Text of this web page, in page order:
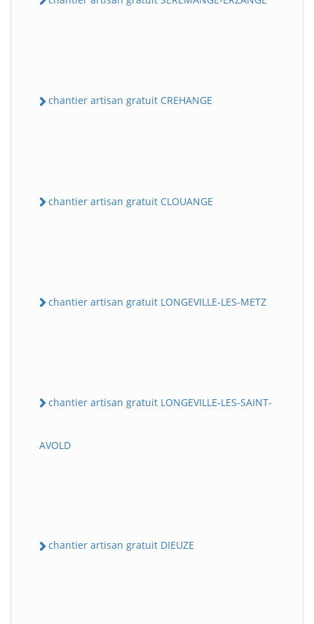
chantier artisan gratuit CREHANGE
chantier artisan gratuit CLOUANGE
chantier artisan gratuit LONGEVILLE-LES-METZ
chantier artisan gratuit LONGEVILLE-LES-SAINT-
AVOLD
chantier artisan gratuit DIEUZE